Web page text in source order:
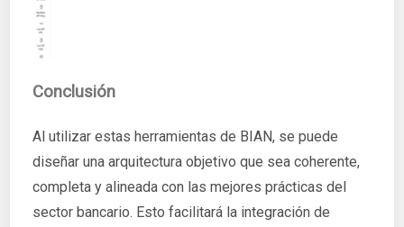
Conclusión
Al utilizar estas herramientas de BIAN, se puede
diseñar una arquitectura objetivo que sea coherente,
completa y alineada con las mejores prácticas del
sector bancario. Esto facilitará la integración de